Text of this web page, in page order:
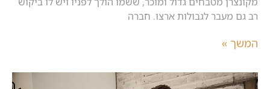
רב גם מעבר לגבולות ארצו. חברה
המשך »